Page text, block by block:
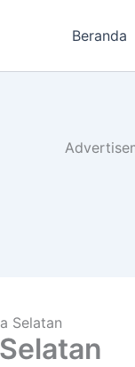
Beranda
Selatan